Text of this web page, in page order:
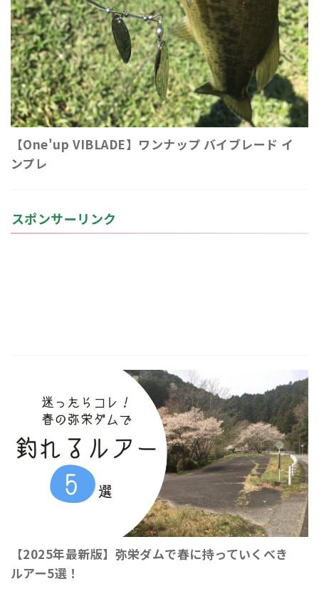
【One'up VIBLADE】ワンナップ バイブレード イ
ンプレ
スポンサーリンク
【2025年最新版】弥栄ダムで春に持っていくべき
ルアー5選！